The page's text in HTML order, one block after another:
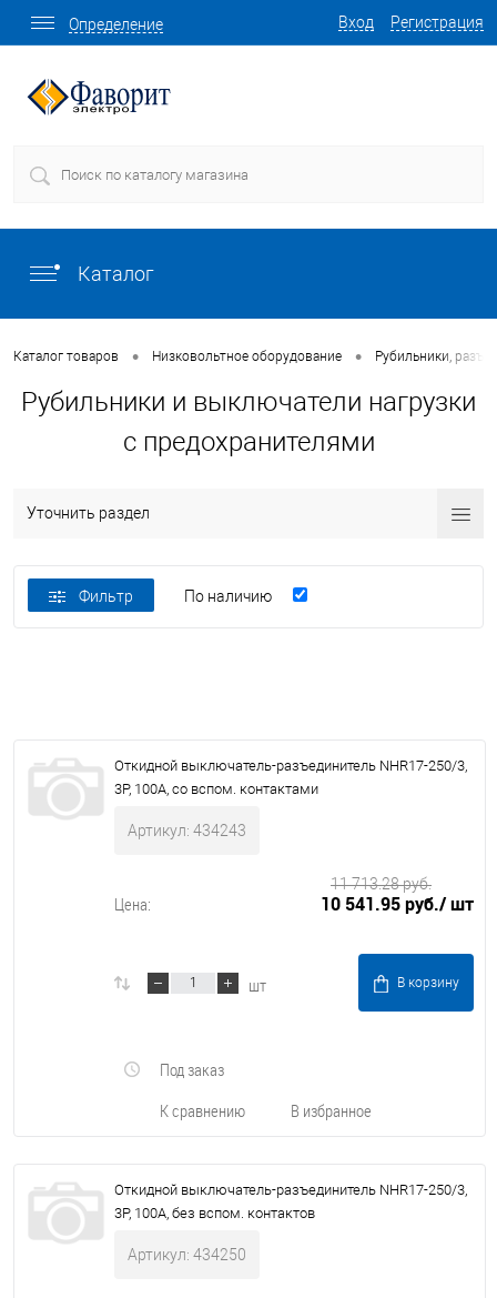
Вход Регистрация
Определение
Каталог
Каталог товаров • Низковольтное оборудование • Рубильники,
Рубильники и выключатели нагрузки
с предохранителями
Уточнить раздел
Фильтр По наличию
Откидной выключатель-разъединитель NHR17-250/3,
3P, 100А, со вспом. контактами
Артикул: 434243
Цена: 10 541.95 руб./ шт
11 713.28 руб.
шт В корзину
К сравнению В избранное
Под заказ
Откидной выключатель-разъединитель NHR17-250/3,
3P, 100А, без вспом. контактов
Артикул: 434250